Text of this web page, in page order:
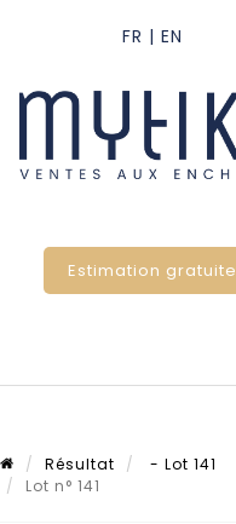
Estimation gratuite
Résultat
- Lot 141
Lot n° 141